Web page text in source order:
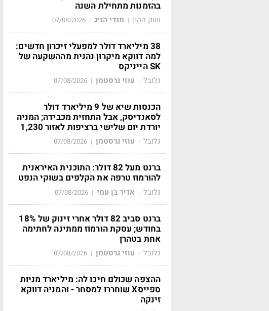
בהזמנות מתחילת השנה
שוק ההון | מנדי הניג |
07/08/2026
38 מיליארד דולר למפעלי זיכרון חדשים:
למה דווקא מיקרון נהנית מההשקעה של
SK הייניקס
גלובל | עוזי גרסטמן |
07/08/2026
הכנסות שיא של 9 מיליארד דולר
לסאנדיסק, אבל התחזית מכבידה; המניה
יורדת יום שלישי ברציפות לאזור 1,230
גלובל | עוזי גרסטמן |
07/08/2026
ברנט מעל 82 דולר: התוכנית האיראנית
להורמוז טרפה את הקלפים בשוקי הנפט
גלובל | אדיר בן עמי |
07/08/2026
ברנט סביב 82 דולר אחרי זינוק של 18%
בחודש; עסקת הורמוז ממתינה לחתימה
אחת בטהרן
גלובל | עוזי גרסטמן |
07/08/2026
ההצפה שכולם חיכו לה: מיליארד מניות
ספייסX שוחררו למסחר - והמניה דווקא
זינקה